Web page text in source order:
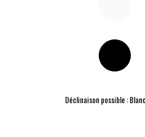
Déclinaison possible :